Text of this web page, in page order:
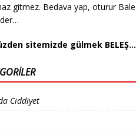
gitmez. Bedava yap, oturur Bale
sitemizde gülmek BELEŞ…
Ciddiyet